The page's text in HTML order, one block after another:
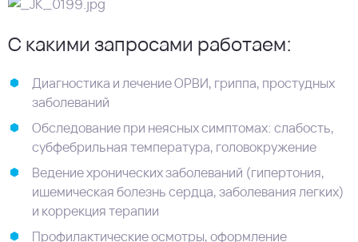
С какими запросами работаем:
Диагностика и лечение ОРВИ, гриппа, простудных
заболеваний
Обследование при неясных симптомах: слабость,
субфебрильная температура, головокружение
Ведение хронических заболеваний (гипертония,
ишемическая болезнь сердца, заболевания легких)
и коррекция терапии
Профилактические осмотры, оформление